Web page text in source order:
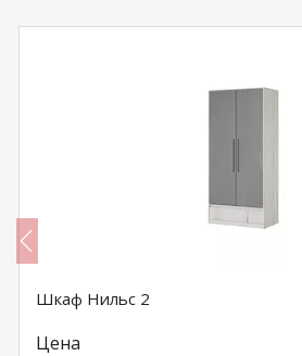
Шкаф Нильс 2
Цена